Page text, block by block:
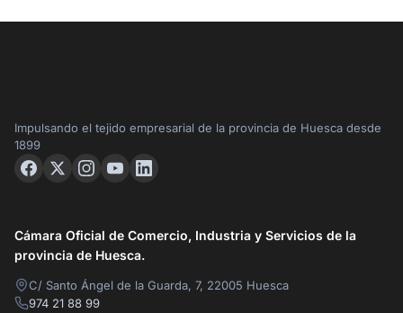
Impulsando el tejido empresarial de la provincia de Huesca desde
1899
Cámara Oficial de Comercio, Industria y Servicios de la
provincia de Huesca.
C/ Santo Ángel de la Guarda, 7, 22005 Huesca
974 21 88 99